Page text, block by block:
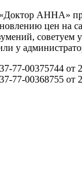
АННА»
цен на
советуем
у
77-00375744 от
77-00368755 от